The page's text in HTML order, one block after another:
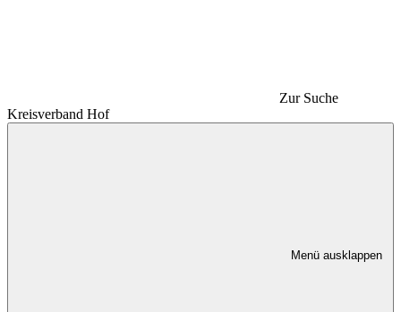
Zur Suche
Kreisverband Hof
Menü ausklappen